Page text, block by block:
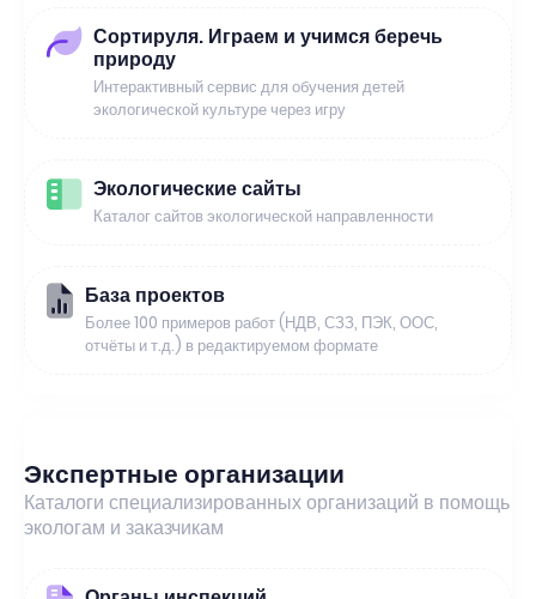
Сортируля. Играем и учимся беречь
природу
Интерактивный сервис для обучения детей
экологической культуре через игру
Экологические сайты
Каталог сайтов экологической направленности
База проектов
Более 100 примеров работ (НДВ, СЗЗ, ПЭК, ООС,
отчёты и т.д.) в редактируемом формате
Экспертные организации
Каталоги специализированных организаций в помощь
экологам и заказчикам